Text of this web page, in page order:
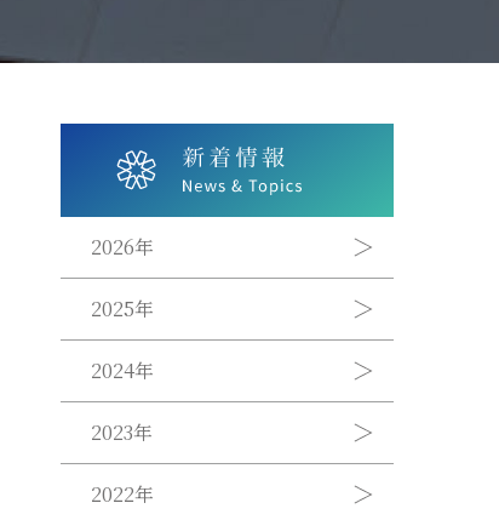
2026年
2025年
2024年
2023年
2022年